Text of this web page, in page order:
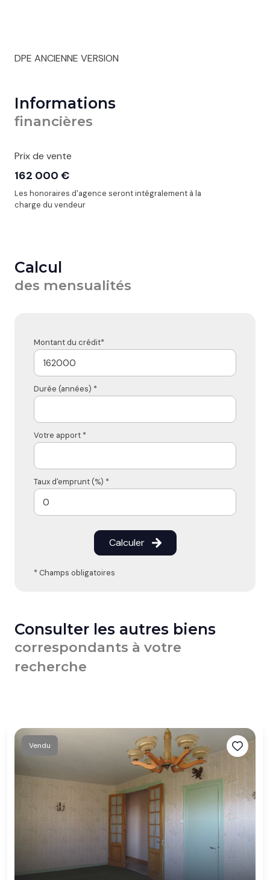
DPE ANCIENNE VERSION
Informations
financières
Prix de vente
162 000 €
Les honoraires d'agence seront intégralement à la
charge du vendeur
Calcul
des mensualités
Montant du crédit*
Durée (années) *
Votre apport *
Taux d'emprunt (%) *
Calculer
* Champs obligatoires
Consulter les autres biens
correspondants à votre
recherche
Vendu